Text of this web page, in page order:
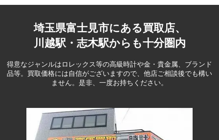
2,100円
ブック･オフ
コーポレー
ション(100円)
コーポレー
ション(500円)
390円
フェスタリア
ファーマライ
ズホールディ
ングス(500円)
埼玉県富士見市にある買取店、
川越駅・志木駅からも十分圏内
得意なジャンルはロレックス等の高級時計や金・貴金属、ブランド
品等。 買取価格には自信がございますので、他店ご相談後でも構い
ません。是非、一度お持ちください。